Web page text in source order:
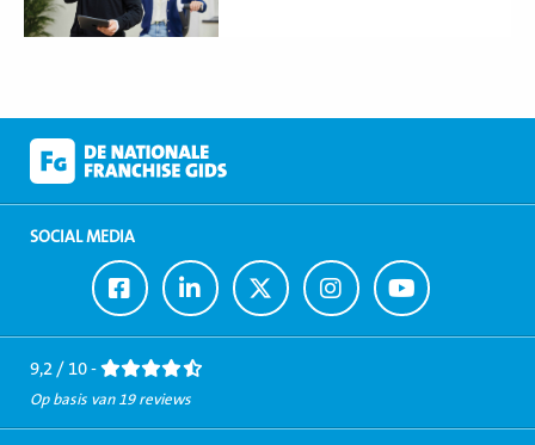
SOCIAL MEDIA
Ga
naar
Facebook
Ga
naar
LinkedIn
Ga
naar
Twitter
Ga
naar
Instagram
Ga
naar
Youtube
9,2 / 10 -
Op basis van 19 reviews